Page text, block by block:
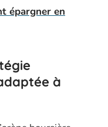
épargner en
à